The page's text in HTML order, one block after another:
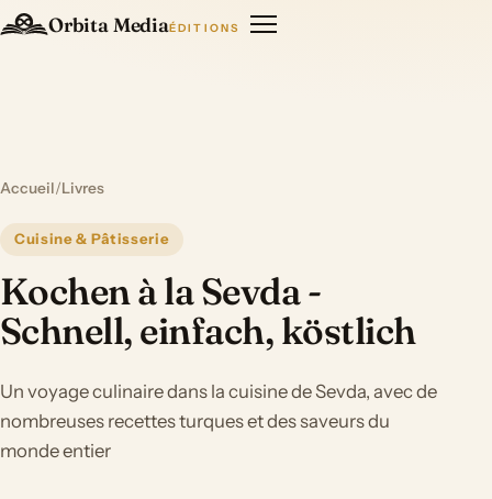
Orbita MediaÉDITIONS
Accueil/Livres
Cuisine & Pâtisserie
Kochen à la Sevda -
Schnell, einfach, köstlich
Un voyage culinaire dans la cuisine de Sevda, avec de
nombreuses recettes turques et des saveurs du
monde entier